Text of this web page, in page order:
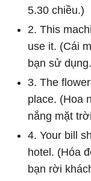
5.30 chiều.)
2. This
use it. (Cái
bạn sử
3. The
place. (Hoa
nắng mặt
4. Your bill
hotel. (Hóa
bạn rời